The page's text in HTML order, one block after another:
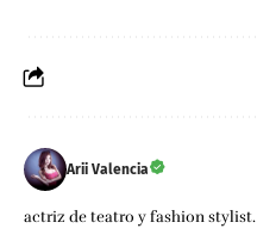
Arii Valencia
actriz de teatro y fashion stylist.